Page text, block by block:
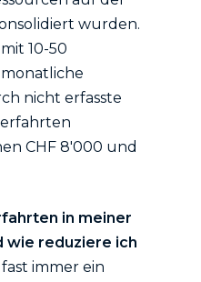
wurden.
10-50
nicht erfasste
CHF 8'000 und
in meiner
wie reduziere ich
immer ein